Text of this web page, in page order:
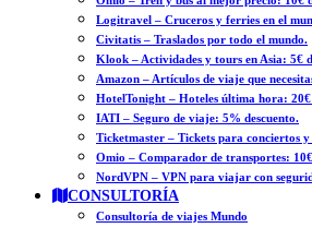
Logitravel – Cruceros y ferries en el
Civitatis – Traslados por todo el mundo.
Klook – Actividades y tours en Asia: 5€
Amazon – Artículos de viaje que
HotelTonight – Hoteles última hora:
IATI – Seguro de viaje: 5% descuento.
Ticketmaster – Tickets para conciertos y
Omio – Comparador de transportes:
NordVPN – VPN para viajar con
CONSULTORÍA
Consultoría de viajes Mundo